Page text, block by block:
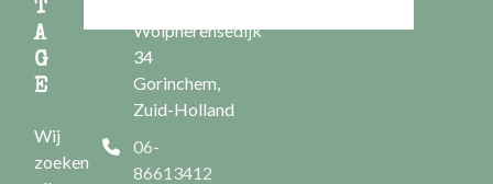
T
A
G
E
Wij
zoeken
Wolpherensedijk
34
Gorinchem,
Zuid-Holland
06-
86613412